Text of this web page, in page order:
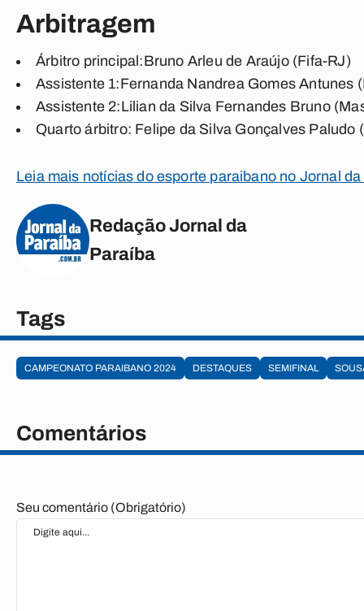
Arbitragem
Árbitro principal:Bruno Arleu de Araújo (Fifa-RJ)
Assistente 1:Fernanda Nandrea Gomes Antunes
Assistente 2:Lilian da Silva Fernandes Bruno
Quarto árbitro: Felipe da Silva Gonçalves Paludo
Leia mais notícias do esporte paraibano no Jornal
Redação Jornal da
Paraíba
Tags
CAMPEONATO PARAIBANO 2024 DESTAQUES SEMIFINAL
Comentários
Seu comentário (Obrigatório)